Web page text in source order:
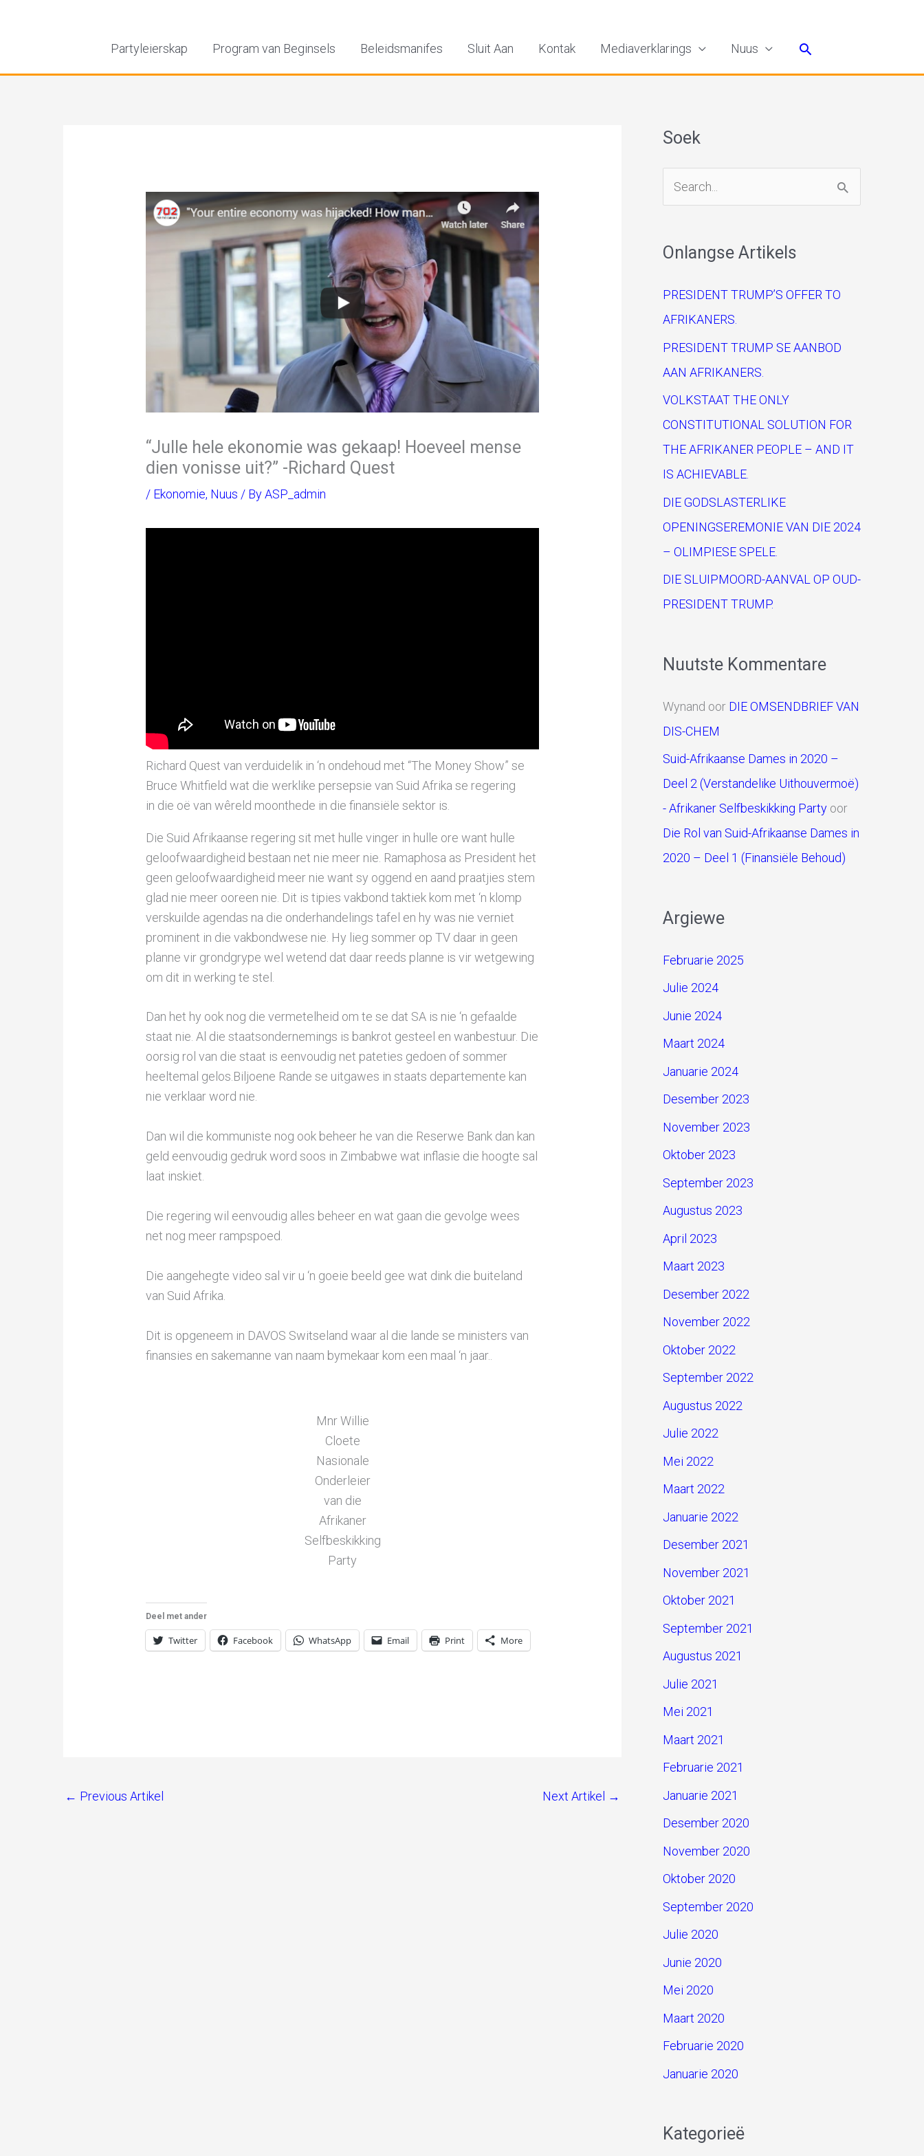
Partyleierskap Program van Beginsels Beleidsmanifes Sluit Aan Kontak Mediaverklarings Nuus Search
“Julle hele ekonomie was gekaap! Hoeveel mense
dien vonisse uit?” -Richard Quest
/ Ekonomie, Nuus / ByASP_admin
Richard Quest van verduidelik in ‘n ondehoud met “The Money Show” se
Bruce Whitfield wat die werklike persepsie van Suid Afrika se regering
in die oë van wêreld moonthede in die finansiële sektor is.
Die Suid Afrikaanse regering sit met hulle vinger in hulle ore want hulle
geloofwaardigheid bestaan net nie meer nie. Ramaphosa as President het
geen geloofwaardigheid meer nie want sy oggend en aand praatjies stem
glad nie meer ooreen nie. Dit is tipies vakbond taktiek kom met ‘n klomp
verskuilde agendas na die onderhandelings tafel en hy was nie verniet
prominent in die vakbondwese nie. Hy lieg sommer op TV daar in geen
planne vir grondgrype wel wetend dat daar reeds planne is vir wetgewing
om dit in werking te stel.
Dan het hy ook nog die vermetelheid om te se dat SA is nie ‘n gefaalde
staat nie. Al die staatsondernemings is bankrot gesteel en wanbestuur. Die
oorsig rol van die staat is eenvoudig net pateties gedoen of sommer
heeltemal gelos.Biljoene Rande se uitgawes in staats departemente kan
nie verklaar word nie.
Dan wil die kommuniste nog ook beheer he van die Reserwe Bank dan kan
geld eenvoudig gedruk word soos in Zimbabwe wat inflasie die hoogte sal
laat inskiet.
Die regering wil eenvoudig alles beheer en wat gaan die gevolge wees
net nog meer rampspoed.
Die aangehegte video sal vir u ‘n goeie beeld gee wat dink die buiteland
van Suid Afrika.
Dit is opgeneem in DAVOS Switseland waar al die lande se ministers van
finansies en sakemanne van naam bymekaar kom een maal ‘n jaar..
Mnr Willie
Cloete
Nasionale
Onderleier
van die
Afrikaner
Selfbeskikking
Party
Deel met ander
Twitter Facebook WhatsApp Email Print More
← Previous Artikel Next Artikel →
Soek
c
h
Onlangse Artikels
PRESIDENT TRUMP’S OFFER TO
AFRIKANERS.
PRESIDENT TRUMP SE AANBOD
AAN AFRIKANERS.
VOLKSTAAT THE ONLY
CONSTITUTIONAL SOLUTION FOR
THE AFRIKANER PEOPLE – AND IT
IS ACHIEVABLE.
DIE GODSLASTERLIKE
OPENINGSEREMONIE VAN DIE 2024
– OLIMPIESE SPELE.
DIE SLUIPMOORD-AANVAL OP OUD-
PRESIDENT TRUMP.
Nuutste Kommentare
Wynand oor DIE OMSENDBRIEF VAN
DIS-CHEM
Suid-Afrikaanse Dames in 2020 –
Deel 2 (Verstandelike Uithouvermoë)
- Afrikaner Selfbeskikking Party oor
Die Rol van Suid-Afrikaanse Dames in
2020 – Deel 1 (Finansiële Behoud)
Argiewe
Februarie 2025
Julie 2024
Junie 2024
Maart 2024
Januarie 2024
Desember 2023
November 2023
Oktober 2023
September 2023
Augustus 2023
April 2023
Maart 2023
Desember 2022
November 2022
Oktober 2022
September 2022
Augustus 2022
Julie 2022
Mei 2022
Maart 2022
Januarie 2022
Desember 2021
November 2021
Oktober 2021
September 2021
Augustus 2021
Julie 2021
Mei 2021
Maart 2021
Februarie 2021
Januarie 2021
Desember 2020
November 2020
Oktober 2020
September 2020
Julie 2020
Junie 2020
Mei 2020
Maart 2020
Februarie 2020
Januarie 2020
Kategorieë